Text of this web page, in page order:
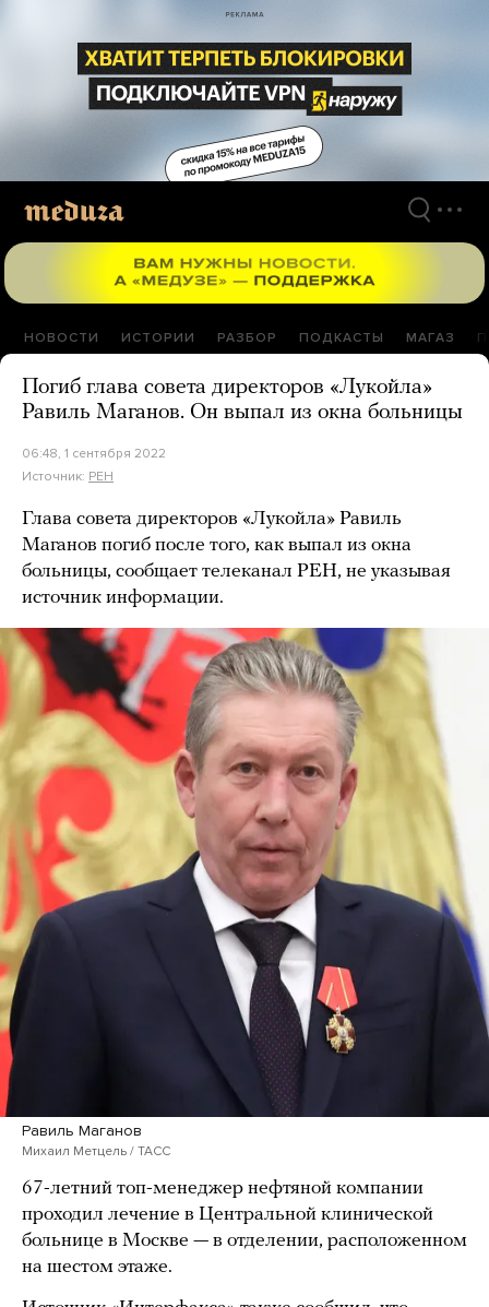
материалам
НОВОСТИ ИСТОРИИ РАЗБОР ПОДКАСТЫ МАГАЗ
Погиб глава совета директоров «Лукойла»
Равиль Маганов. Он выпал из окна больницы
06:48, 1 сентября 2022
Источник: РЕН
Глава совета директоров «Лукойла» Равиль
Маганов погиб после того, как выпал из окна
больницы, сообщает телеканал РЕН, не указывая
источник информации.
Равиль Маганов
Михаил Метцель / ТАСС
67-летний топ-менеджер нефтяной компании
проходил лечение в Центральной клинической
больнице в Москве — в отделении, расположенном
на шестом этаже.